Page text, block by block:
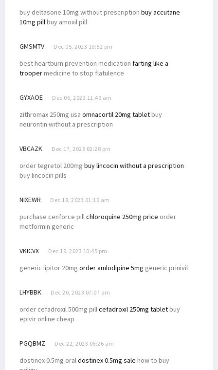
buy deltasone 10mg without prescription buy accutane
10mg pillbuy amoxil pill
GMSMTV Dec 05, 2023 10:52 pm
best heartburn prevention medication farting like a
troopermedicine to stop flatulence
GYXAOE Dec 06, 2023 11:49 am
zithromax 250mg usa omnacortil 20mg tabletbuy
neurontin without a prescription
VBCAZK Dec 17, 2023 02:28 pm
order tegretol 200mg buy lincocin without a prescription
buy lincocin pills
NIXEWR Dec 18, 2023 01:16 am
purchase cenforce pillchloroquine 250mg price order
metformin generic
VKICVX Dec 19, 2023 10:45 pm
generic lipitor 20mg order amlodipine 5mg generic prinivil
LHYBBK Dec 20, 2023 07:07 am
order cefadroxil 500mg pillcefadroxil 250mg tabletbuy
epivir online cheap
PGQBMZ Dec 22, 2023 06:26 am
dostinex 0.5mg oraldostinex 0.5mg sale how to buy